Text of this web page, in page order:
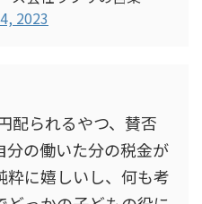
2023
配られるやつ、賛否
分の働いた分の税金が
粋に嬉しいし、何も考